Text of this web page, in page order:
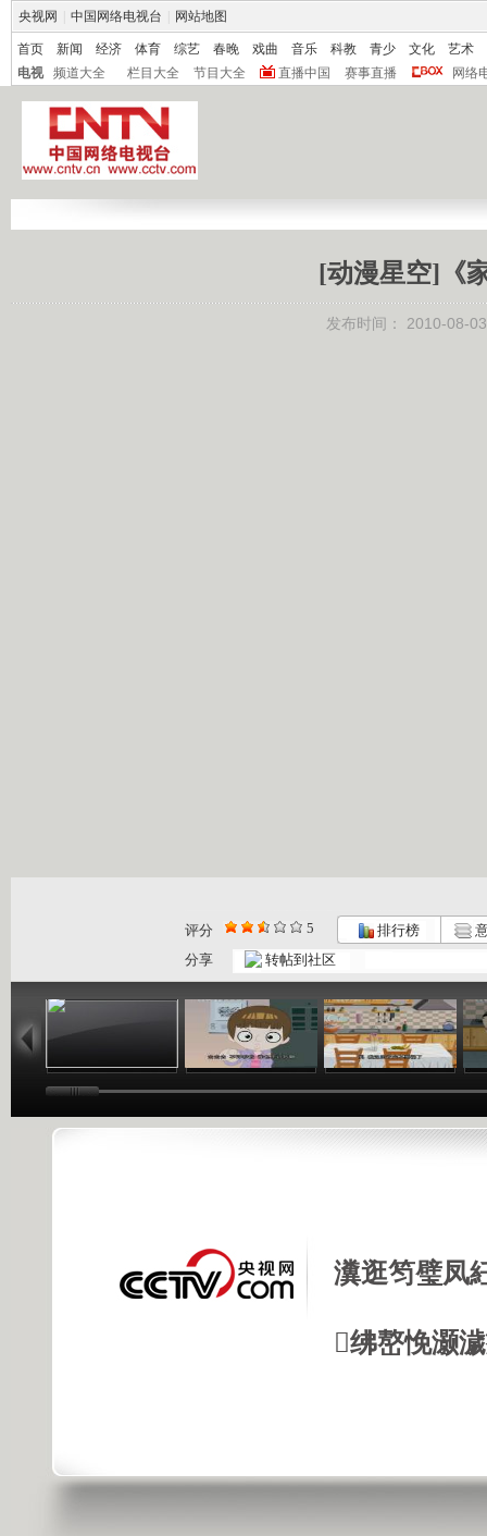
央视网 中国网络电视台 网站地图
首页 新闻 经济 体育 综艺 春晚 戏曲 音乐 科教 青少 文化
艺术
电视
频道大全 栏目大全 节目大全 直播中国 赛事直播 网络
[动漫星空]《
发布时间： 2010-08-
评分 5 排行榜
分享
转帖到社区
25:18
[动漫星空]...
24:38
[动漫星空]...
23:38
瀵逛笉璧凤
绋嶅悗灏